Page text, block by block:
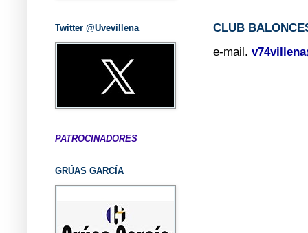
CLUB
e-mail.
Twitter @Uvevillena
PATROCINADORES
GRÚAS GARCÍA